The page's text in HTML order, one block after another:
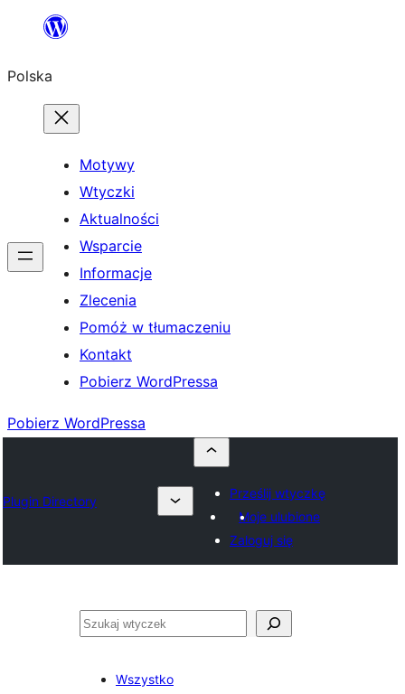
Przejdź
treści
Polska
Motywy
Wtyczki
Aktualności
Wsparcie
Informacje
Zlecenia
Pomóż w tłumaczeniu
Kontakt
Pobierz WordPressa
Pobierz WordPressa
Plugin Directory
Prześlij wtyczkę
Moje ulubione
Zaloguj się
Szukaj
Wszystko